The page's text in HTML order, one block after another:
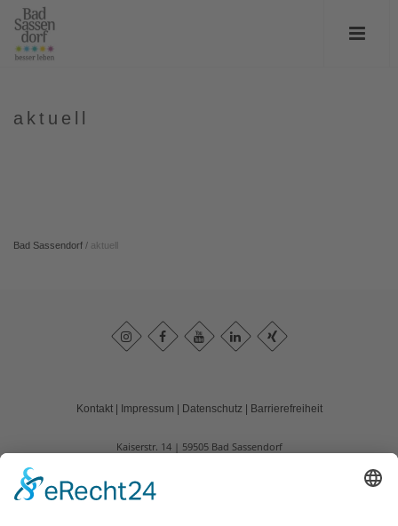
aktuell
Bad Sassendorf / aktuell
Kontakt| Impressum Datenschutz| Barrierefreiheit
Kaiserstr. 14 59505 Bad Sassendorf
T: +49 (0) 2921 943-34 56